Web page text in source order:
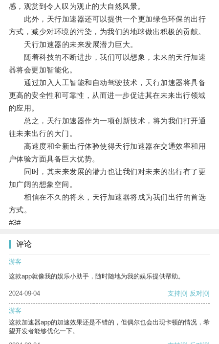
感，观赏到令人叹为观止的大自然风景。
此外，天行加速器还可以提供一个更加绿色环保的出行
方式，减少对环境的污染，为我们的地球做出积极的贡献。
天行加速器的未来发展潜力巨大。
随着科技的不断进步，我们可以想象，未来的天行加速
器将会更加智能化。
通过加入人工智能和自动驾驶技术，天行加速器将具备
更高的安全性和可靠性，从而进一步促进其在未来出行领域
的应用。
总之，天行加速器作为一项创新技术，将为我们打开通
往未来出行的大门。
高速度和全新出行体验使得天行加速器在交通效率和用
户体验方面具备巨大优势。
同时，其未来发展的潜力也让我们对未来的出行有了更
加广阔的想象空间。
相信在不久的将来，天行加速器将成为我们出行的首选
方式。
#3#
评论
游客
这款app就像我的娱乐小助手，随时随地为我的娱乐提供帮助。
2024-09-04 支持[0] 反对[0]
游客
这款加速器app的加速效果还是不错的，但偶尔也会出现卡顿的情况，希
望开发者能够优化一下。